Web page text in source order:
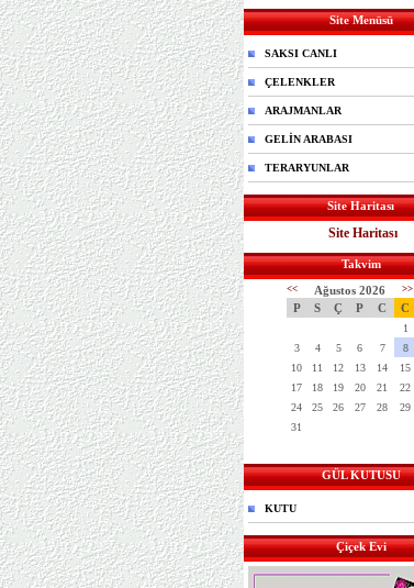
Site Menüsü
SAKSI CANLI
ÇELENKLER
ARAJMANLAR
GELİN ARABASI
TERARYUNLAR
Site Haritası
Site Haritası
Takvim
<< Ağustos 2026 >>
P S Ç P C C
1
3
4 5 6 7 8
10
11 12 13 14 15
17
18 19 20 21 22
24
25 26 27 28 29
31
GÜL KUTUSU
KUTU
Çiçek Evi